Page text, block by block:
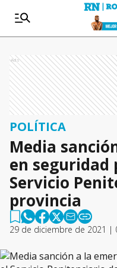
Ads
POLÍTICA
Media
en seguridad
Servicio
provincia
29 de diciembre de 2021 |